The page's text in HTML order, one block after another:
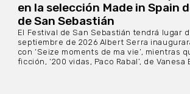
en la selección Made in Spain
de San Sebastián
El Festival de San Sebastián tendrá lugar
septiembre de 2026 Albert Serra
con ‘Seize moments de ma vie’, mientras
ficción, ‘200 vidas, Paco Rabal’, de Vanesa